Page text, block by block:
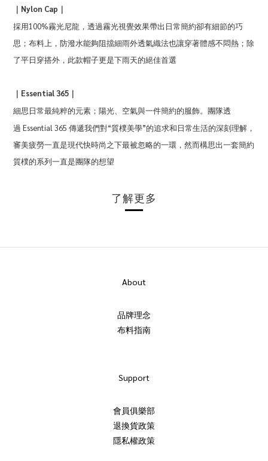
｜ Nylon Cap ｜
採用100%霧光尼龍，透過霧光視覺效果帶出日常簡約卻有細節的巧
思；布料上，防潑水能夠阻擋細雨外透氣織法也讓穿著體感不悶熱；除
了平日穿搭外，此款帽子更是下雨天的絕佳首選
｜ Essential 365 ｜
細思日常最純粹的元素；陽光、空氣與一件簡約的服飾。團隊透
過 Essential 365 傳遞我們對“質樸美學”的追求和日常生活的深刻理解，
審美疲勞一直是現代快時尚之下最被忽略的一環，然而構思出一套簡約
質樸的系列一直是團隊的想望
了解更多
About
品牌理念
布料指南
Support
會員俱樂部
退換貨政策
隱私權政策